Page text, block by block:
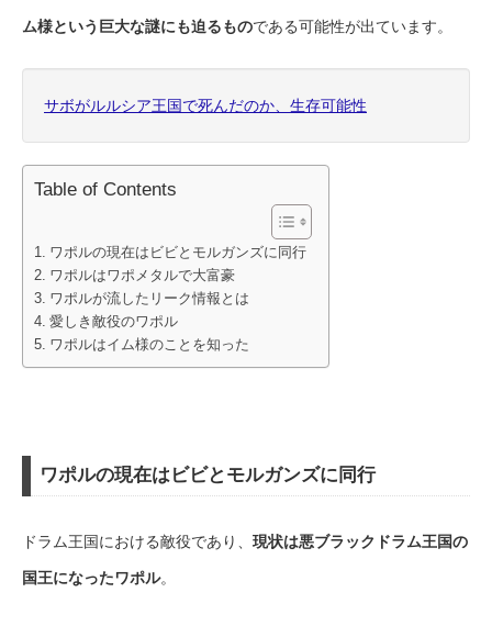
ム様という巨大な謎にも迫るものである可能性が出ています。
サボがルルシア王国で死んだのか、生存可能性
Table of Contents
ワポルの現在はビビとモルガンズに同行
ワポルはワポメタルで大富豪
ワポルが流したリーク情報とは
愛しき敵役のワポル
ワポルはイム様のことを知った
ワポルの現在はビビとモルガンズに同行
ドラム王国における敵役であり、 現状は悪ブラックドラム王国の
国王になったワポル。